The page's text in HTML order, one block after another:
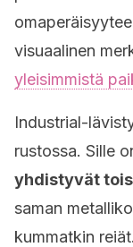
visuaalinen
yleisimmistä
Industrial-
rustossa. Sille
yhdistyvät
saman
kummatkin reiät.